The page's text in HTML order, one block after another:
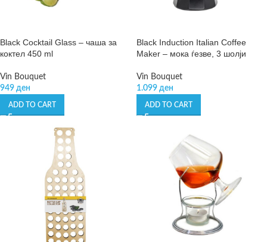
Black Cocktail Glass – чаша за
коктел 450 ml
Vin Bouquet
949 ден
ADD TO CART
Black Induction Italian Coffee
Maker – мока ѓезве, 3 шолји
Vin Bouquet
1.099 ден
ADD TO CART